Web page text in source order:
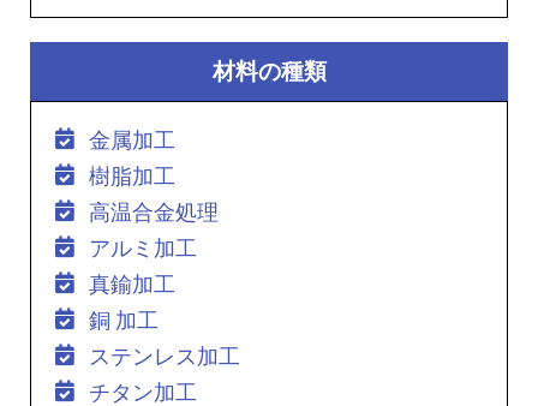
材料の種類
金属加工
樹脂加工
高温合金処理
アルミ加工
真鍮加工
銅 加工
ステンレス加工
チタン加工